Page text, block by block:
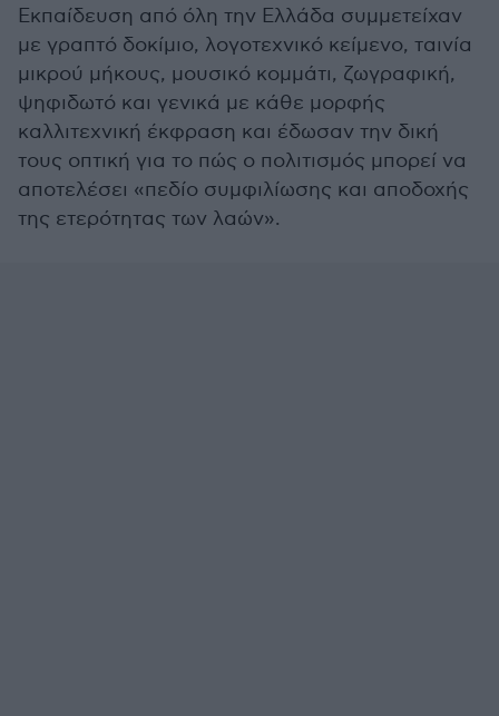
Εκπαίδευση από όλη την Ελλάδα συμμετείχαν
με γραπτό δοκίμιο, λογοτεχνικό κείμενο, ταινία
μικρού μήκους, μουσικό κομμάτι, ζωγραφική,
ψηφιδωτό και γενικά με κάθε μορφής
καλλιτεχνική έκφραση και έδωσαν την δική
τους οπτική για το πώς ο πολιτισμός μπορεί να
αποτελέσει «πεδίο συμφιλίωσης και αποδοχής
της ετερότητας των λαών».